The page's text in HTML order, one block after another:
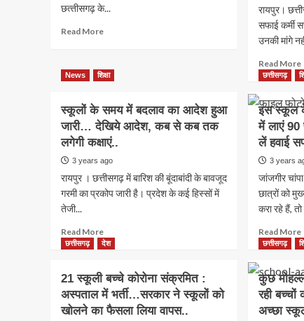
छत्‍तीसगढ़ के...
Read MoreRead
CG
:
जाति-
आय
और
निवास
प्रमाण
पत्र
के
पड़ेगा
भटकना,
स्वास्थ्य
की
भी
रायपुर।
सफाई कर्मी
उनकी मांगे
Read More
:
ने
News शिक्षा
स्कूलों के समय में बदलाव का आदेश हुआ
जारी… देखिये आदेश, कब से कब तक
लगेगी कक्षाएं..
3 years ago
रायपुर । छत्तीसगढ़ में बारिश की बूंदाबांदी के बावजूद
गरमी का प्रकोप जारी है। प्रदेश के कई हिस्सों में
तेजी...
Read MoreRead
more
स्कूलों
के
समय
में
छत्तीसगढ़
इस स्कूल के
में लाएं
लें हवाई
3 years
जांजगीर
छात्रों को
करा रहे हैं, तो
Read More
छत्तीसगढ़ देश
21 स्कूली बच्चे कोरोना संक्रमित :
अस्पताल में भर्ती…सरकार ने स्कूलों को
खोलने का फैसला लिया वापस..
छत्तीसगढ़
कुछ
रही
अच्छा